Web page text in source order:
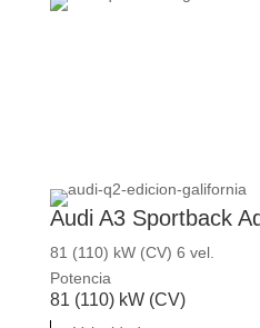
Audi A3 Sportback
81 (110) kW (CV) 6 vel.
Potencia
81 (110) kW (CV)